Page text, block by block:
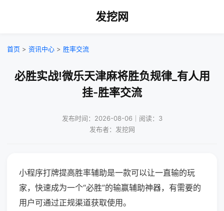
发挖网
首页 > 资讯中心 > 胜率交流
必胜实战!微乐天津麻将胜负规律_有人用
挂-胜率交流
发布时间：2026-08-06｜阅读：3
发布者：发挖网
小程序打牌提高胜率辅助是一款可以让一直输的玩
家，快速成为一个“必胜”的输赢辅助神器，有需要的
用户可通过正规渠道获取使用。